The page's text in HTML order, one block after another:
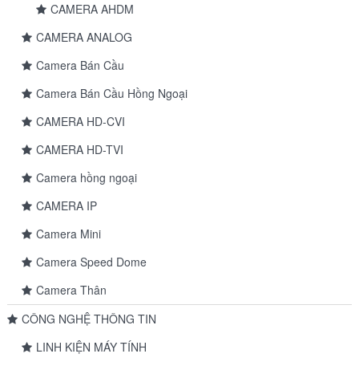
CAMERA AHDM
CAMERA ANALOG
Camera Bán Cầu
Camera Bán Cầu Hồng Ngoại
CAMERA HD-CVI
CAMERA HD-TVI
Camera hồng ngoại
CAMERA IP
Camera Mini
Camera Speed Dome
Camera Thân
CÔNG NGHỆ THÔNG TIN
LINH KIỆN MÁY TÍNH